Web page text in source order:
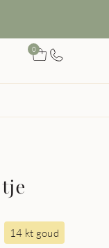
0
14 kt goud